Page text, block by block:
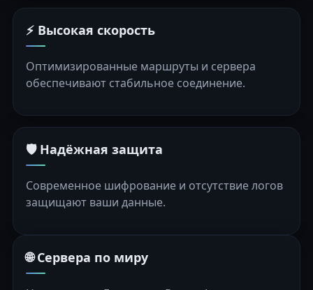
⚡ Высокая скорость
Оптимизированные маршруты и сервера
обеспечивают стабильное соединение.
🛡️ Надёжная защита
Современное шифрование и отсутствие логов
защищают ваши данные.
🌐 Сервера по миру